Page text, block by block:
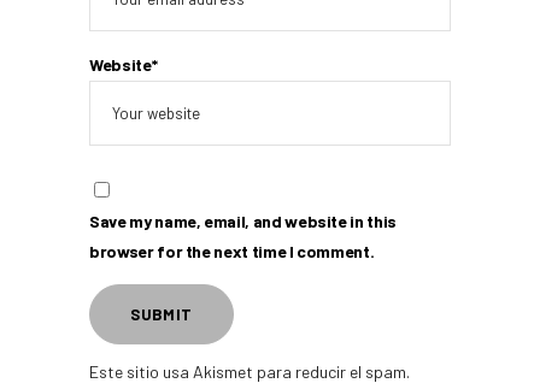
Website*
Save my name, email, and website in this
browser for the next time I comment.
Este sitio usa Akismet para reducir el spam.